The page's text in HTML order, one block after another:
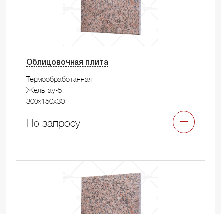
Облицовочная плита
Термообработанная
Жельтау-5
300x150x30
По запросу